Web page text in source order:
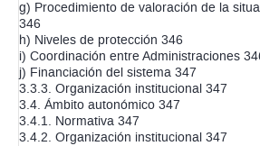
g) Procedimiento de valoración de la
346
h) Niveles de protección 346
i) Coordinación entre Administraciones
j) Financiación del sistema 347
3.3.3. Organización institucional 347
3.4. Ámbito autonómico 347
3.4.1. Normativa 347
3.4.2. Organización institucional 347